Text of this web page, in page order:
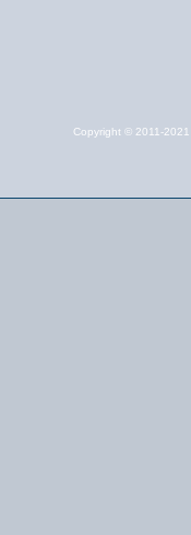
Copyright © 2011-